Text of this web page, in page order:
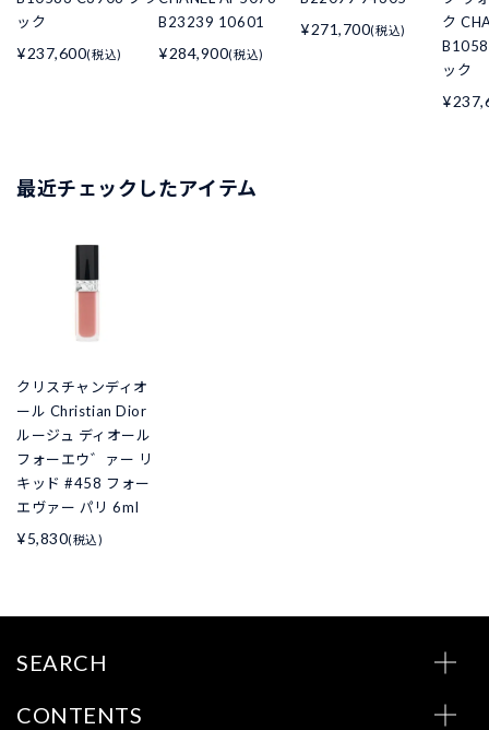
ック
¥237,600(税込)
B23239 10601
¥284,900(税込)
¥271,700(税込)
ク
ック
最近チェックしたアイテム
クリスチャンディオ
ール Christian Dior
ルージュ ディオール
フォーエウ゛ァー リ
キッド #458 フォー
エヴァー パリ 6ml
¥5,830(税込)
SEARCH
CONTENTS